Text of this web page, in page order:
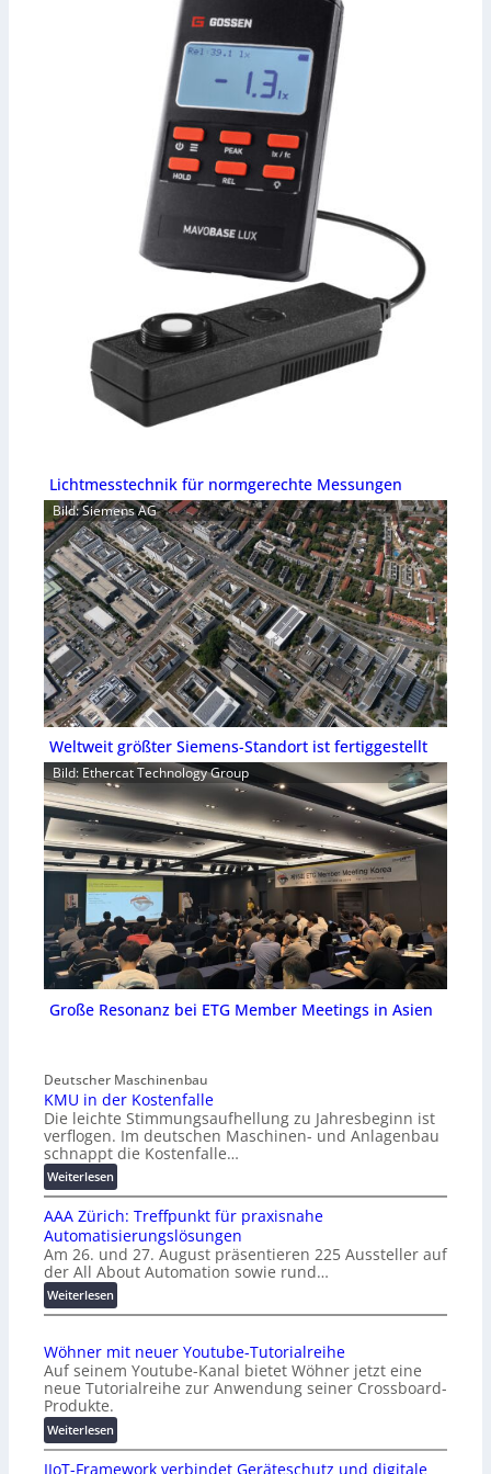
Lichtmesstechnik für normgerechte Messungen
Bild: Siemens AG
Weltweit größter Siemens-Standort ist fertiggestellt
Bild: Ethercat Technology Group
Große Resonanz bei ETG Member Meetings in Asien
Deutscher Maschinenbau
KMU in der Kostenfalle
Die leichte Stimmungsaufhellung zu Jahresbeginn ist
verflogen. Im deutschen Maschinen- und Anlagenbau
schnappt die Kostenfalle…
Weiterlesen:
K
M
U
i
n
d
e
K
o
s
e
n
AAA Zürich: Treffpunkt für praxisnahe
Automatisierungslösungen
Am 26. und 27. August präsentieren 225 Aussteller auf
der All About Automation sowie rund…
Weiterlesen:
A
A
Z
ü
i
c
Wöhner mit neuer Youtube-Tutorialreihe
Auf seinem Youtube-Kanal bietet Wöhner jetzt eine
neue Tutorialreihe zur Anwendung seiner Crossboard-
Produkte.
Weiterlesen:
W
ö
IIoT-Framework verbindet Geräteschutz und digitale